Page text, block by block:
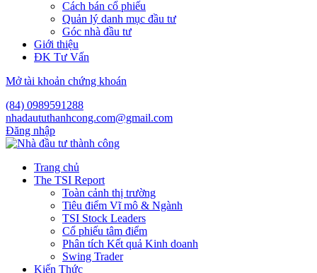
Cách bán cổ phiếu
Quản lý danh mục đầu tư
Góc nhà đầu tư
Giới thiệu
ĐK Tư Vấn
Mở tài khoản chứng khoán
(84) 0989591288
nhadaututhanhcong.com@gmail.com
Đăng nhập
Trang chủ
The TSI Report
Toàn cảnh thị trường
Tiêu điểm Vĩ mô & Ngành
TSI Stock Leaders
Cổ phiếu tâm điểm
Phân tích Kết quả Kinh doanh
Swing Trader
Kiến Thức